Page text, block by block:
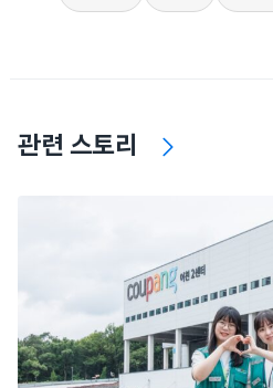
관련 스토리